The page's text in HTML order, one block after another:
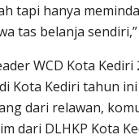
tapi hanya
tas belanja
WCD Kota Kediri
Kota Kediri tahun
dari relawan,
dari DLHKP Kota